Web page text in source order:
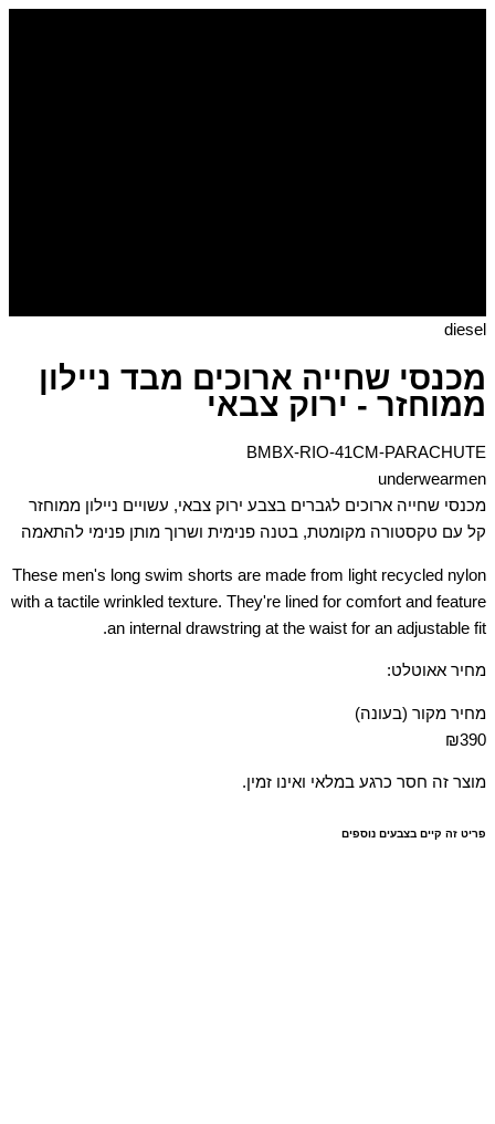
דילוג
diesel
מכנסי שחייה ארוכים מבד ניילון
ממוחזר - ירוק צבאי
BMBX-RIO-41CM-PARACHUTE
underwearmen
מכנסי שחייה ארוכים לגברים בצבע ירוק צבאי, עשויים ניילון ממוחזר
קל עם טקסטורה מקומטת, בטנה פנימית ושרוך מותן פנימי להתאמה
These men's long swim shorts are made from light recycled nylon
with a tactile wrinkled texture. They're lined for comfort and feature
an internal drawstring at the waist for an adjustable fit.
מחיר אאוטלט:
מחיר מקור (בעונה)
₪390
מוצר זה חסר כרגע במלאי ואינו זמין.
פריט זה קיים בצבעים נוספים